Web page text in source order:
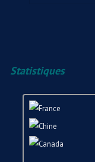
Statistiques